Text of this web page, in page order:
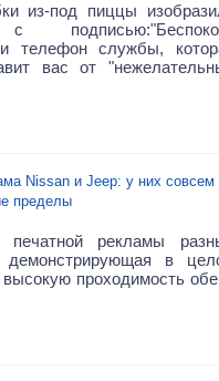
из-под пиццы
телефон службы,
вас от
Nissan и Jeep: у них совсем
пределы
рекламы
демонстрирующая в
проходимость